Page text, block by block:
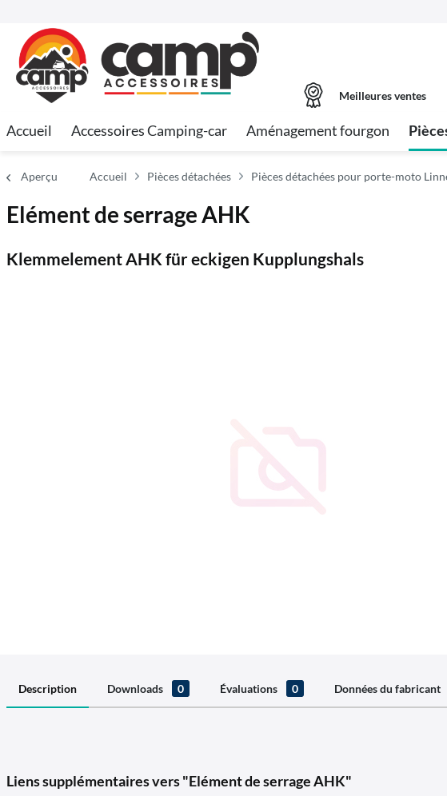
Meilleures ventes
Accueil Accessoires Camping-car Aménagement fourgon
Aperçu Accueil Pièces détachées Pièces détachées pour porte-moto
Elément de serrage AHK
Klemmelement AHK für eckigen Kupplungshals
Description Downloads 0 Évaluations 0 Données du fabricant
Liens supplémentaires vers "Elément de serrage AHK"